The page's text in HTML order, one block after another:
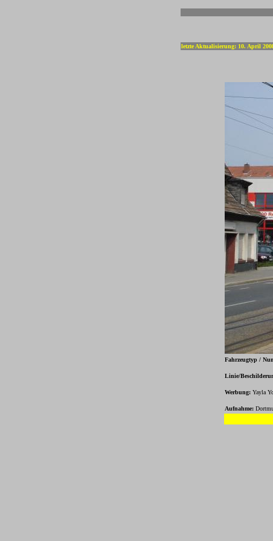
letzte Aktualisierung: 10. April
Fahrzeugtyp /
Linie/
Werbung: Yayla
Aufnahme: